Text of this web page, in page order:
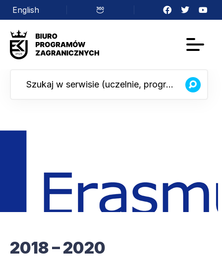
English
Szukaj w serwisie (uczelnie, programy, kursy...)
2018 – 2020